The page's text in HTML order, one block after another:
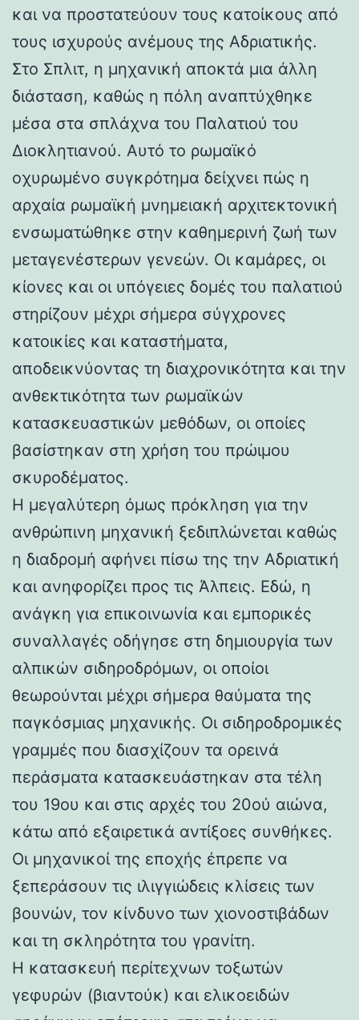
και να προστατεύουν τους κατοίκους από
τους ισχυρούς ανέμους της Αδριατικής.
Στο Σπλιτ, η μηχανική αποκτά μια άλλη
διάσταση, καθώς η πόλη αναπτύχθηκε
μέσα στα σπλάχνα του Παλατιού του
Διοκλητιανού. Αυτό το ρωμαϊκό
οχυρωμένο συγκρότημα δείχνει πώς η
αρχαία ρωμαϊκή μνημειακή αρχιτεκτονική
ενσωματώθηκε στην καθημερινή ζωή των
μεταγενέστερων γενεών. Οι καμάρες, οι
κίονες και οι υπόγειες δομές του παλατιού
στηρίζουν μέχρι σήμερα σύγχρονες
κατοικίες και καταστήματα,
αποδεικνύοντας τη διαχρονικότητα και την
ανθεκτικότητα των ρωμαϊκών
κατασκευαστικών μεθόδων, οι οποίες
βασίστηκαν στη χρήση του πρώιμου
σκυροδέματος.
Η μεγαλύτερη όμως πρόκληση για την
ανθρώπινη μηχανική ξεδιπλώνεται καθώς
η διαδρομή αφήνει πίσω της την Αδριατική
και ανηφορίζει προς τις Άλπεις. Εδώ, η
ανάγκη για επικοινωνία και εμπορικές
συναλλαγές οδήγησε στη δημιουργία των
αλπικών σιδηροδρόμων, οι οποίοι
θεωρούνται μέχρι σήμερα θαύματα της
παγκόσμιας μηχανικής. Οι σιδηροδρομικές
γραμμές που διασχίζουν τα ορεινά
περάσματα κατασκευάστηκαν στα τέλη
του 19ου και στις αρχές του 20ού αιώνα,
κάτω από εξαιρετικά αντίξοες συνθήκες.
Οι μηχανικοί της εποχής έπρεπε να
ξεπεράσουν τις ιλιγγιώδεις κλίσεις των
βουνών, τον κίνδυνο των χιονοστιβάδων
και τη σκληρότητα του γρανίτη.
Η κατασκευή περίτεχνων τοξωτών
γεφυρών (βιαντούκ) και ελικοειδών